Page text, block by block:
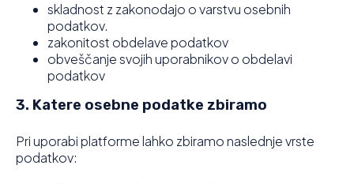
skladnost z zakonodajo o varstvu osebnih
podatkov.
zakonitost obdelave podatkov
obveščanje svojih uporabnikov o obdelavi
podatkov
3. Katere osebne podatke zbiramo
Pri uporabi platforme lahko zbiramo naslednje vrste
podatkov: